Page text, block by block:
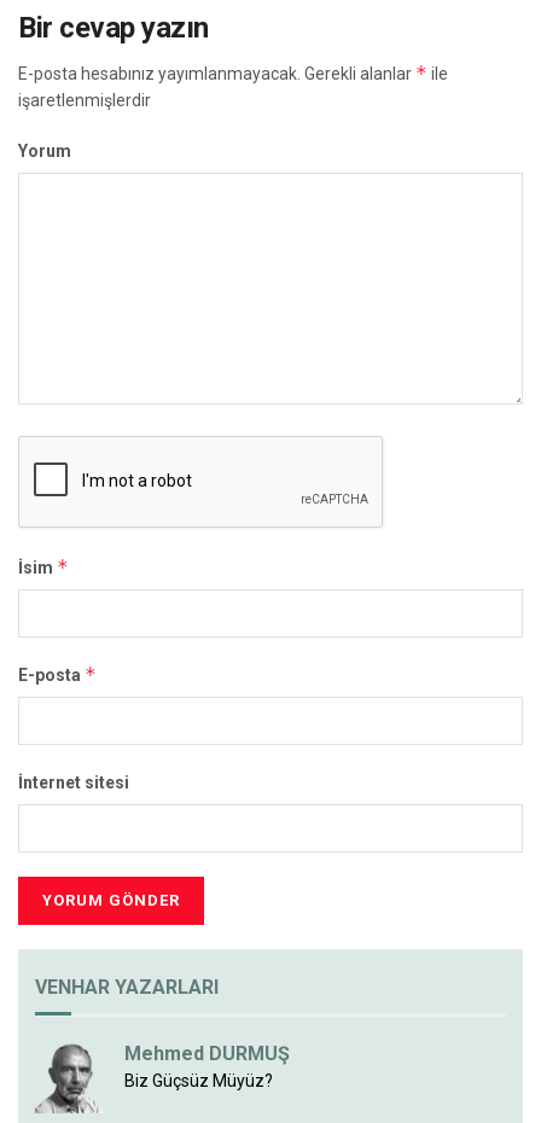
Bir cevap yazın
E-posta hesabınız yayımlanmayacak. Gerekli alanlar * ile
işaretlenmişlerdir
Yorum
İsim *
E-posta *
İnternet sitesi
VENHAR YAZARLARI
Mehmed DURMUŞ
Biz Güçsüz Müyüz?